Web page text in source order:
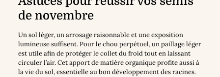
de novembre
Un sol léger, un arrosage raisonnable et une exposition
lumineuse suffisent. Pour le chou perpétuel, un paillage léger
est utile afin de protéger le collet du froid tout en laissant
circuler l’air. Cet apport de matière organique profite aussi à
la vie du sol, essentielle au bon développement des racines.